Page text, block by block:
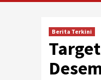
Berita Terkini